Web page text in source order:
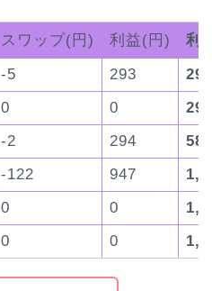
スワップ(円) 利益(円)
利
-5 293
293
0 0
293
-2 294
587
-122 947
0 0
0 0